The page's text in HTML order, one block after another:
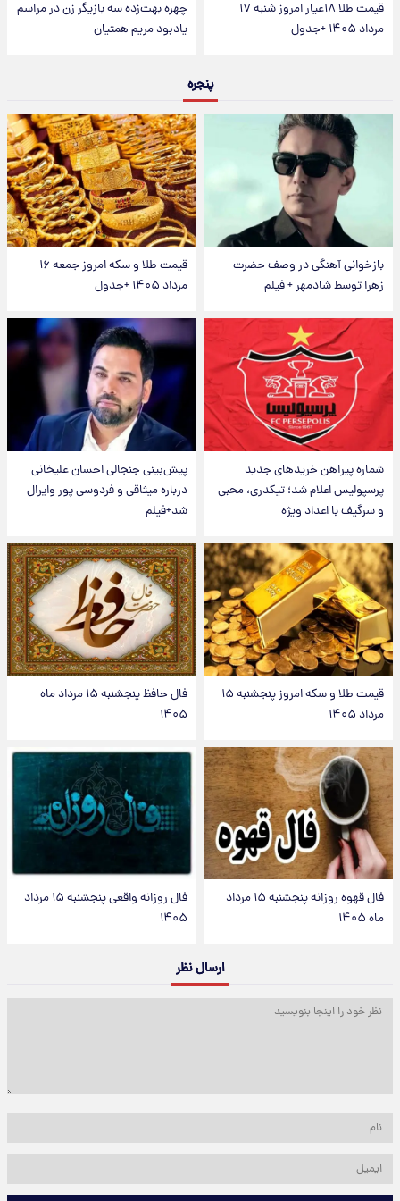
قیمت طلا ۱۸عیار امروز شنبه ۱۷
مرداد ۱۴۰۵ +جدول
چهره بهت‌زده سه بازیگر زن در مراسم
یادبود مریم همتیان
پنجره
بازخوانی آهنگی در وصف حضرت
زهرا توسط شادمهر + فیلم
قیمت طلا و سکه امروز جمعه ۱۶
مرداد ۱۴۰۵ +جدول
شماره پیراهن خریدهای جدید
پرسپولیس اعلام شد؛ تیکدری، محبی
و سرگیف با اعداد ویژه
پیش‌بینی جنجالی احسان علیخانی
درباره میثاقی و فردوسی پور وایرال
شد+فیلم
قیمت طلا و سکه امروز پنجشنبه ۱۵
مرداد ۱۴۰۵
فال حافظ پنجشنبه ۱۵ مرداد ماه
۱۴۰۵
فال قهوه روزانه پنجشنبه ۱۵ مرداد
ماه ۱۴۰۵
فال روزانه واقعی پنجشنبه ۱۵ مرداد
۱۴۰۵
ارسال نظر